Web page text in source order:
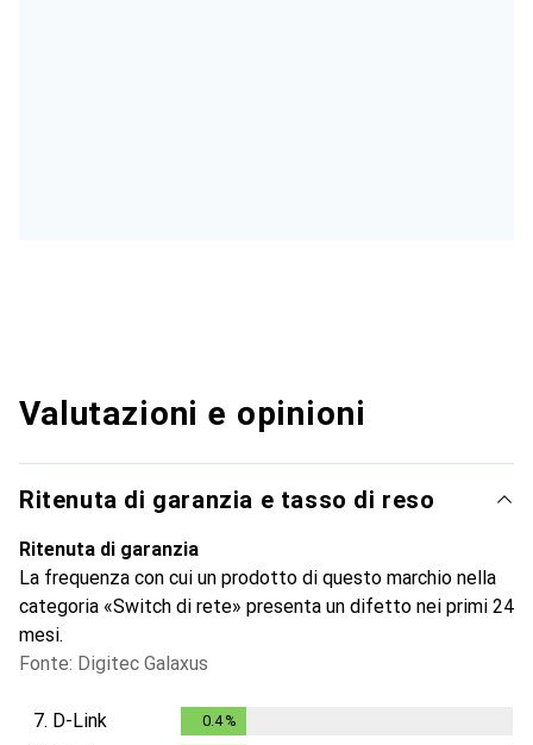
Valutazioni e opinioni
Ritenuta di garanzia e tasso di reso
Ritenuta di garanzia
La frequenza con cui un prodotto di questo marchio nella
categoria «Switch di rete» presenta un difetto nei primi 24
mesi.
Fonte: Digitec Galaxus
7. D-Link 0.4%